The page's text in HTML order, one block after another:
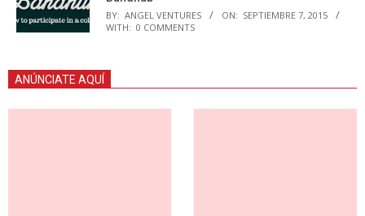
BY: ANGEL VENTURES ON: SEPTIEMBRE 7, 2015
WITH: 0 COMMENTS
ANÚNCIATE AQUÍ